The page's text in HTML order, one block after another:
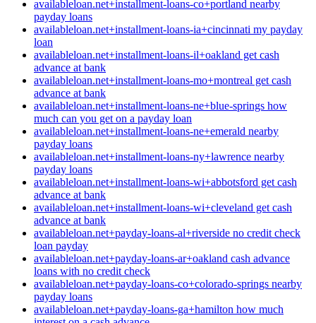
availableloan.net+installment-loans-co+portland nearby
payday loans
availableloan.net+installment-loans-ia+cincinnati my payday
loan
availableloan.net+installment-loans-il+oakland get cash
advance at bank
availableloan.net+installment-loans-mo+montreal get cash
advance at bank
availableloan.net+installment-loans-ne+blue-springs how
much can you get on a payday loan
availableloan.net+installment-loans-ne+emerald nearby
payday loans
availableloan.net+installment-loans-ny+lawrence nearby
payday loans
availableloan.net+installment-loans-wi+abbotsford get cash
advance at bank
availableloan.net+installment-loans-wi+cleveland get cash
advance at bank
availableloan.net+payday-loans-al+riverside no credit check
loan payday
availableloan.net+payday-loans-ar+oakland cash advance
loans with no credit check
availableloan.net+payday-loans-co+colorado-springs nearby
payday loans
availableloan.net+payday-loans-ga+hamilton how much